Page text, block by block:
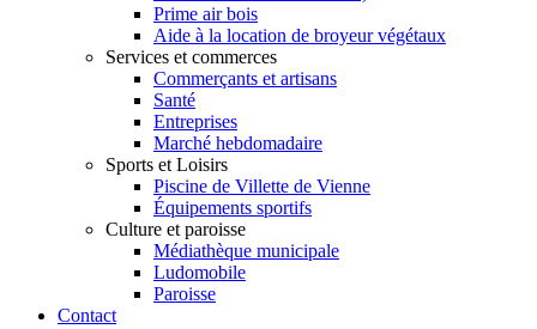
Prime air bois
Aide à la location de broyeur végétaux
Services et commerces
Commerçants et artisans
Santé
Entreprises
Marché hebdomadaire
Sports et Loisirs
Piscine de Villette de Vienne
Équipements sportifs
Culture et paroisse
Médiathèque municipale
Ludomobile
Paroisse
Contact